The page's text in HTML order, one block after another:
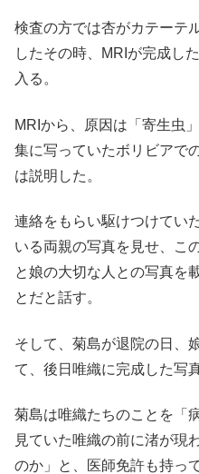
検査の方では杏がカテーテ
したその時、MRIが完成し
入る。
MRIから、原因は「寄生虫
集に写っていたボリビアで
は説明した。
連絡をもらい駆けつけてい
いる両親の写真を見せ、こ
と娘の大切な人との写真を
とだと話す。
そして、菊島が退院の日、
て、後日唯織に完成した写
菊島は唯織たちのことを「
見ていた唯織の前に渚が現
のか」と、医師免許も持っ